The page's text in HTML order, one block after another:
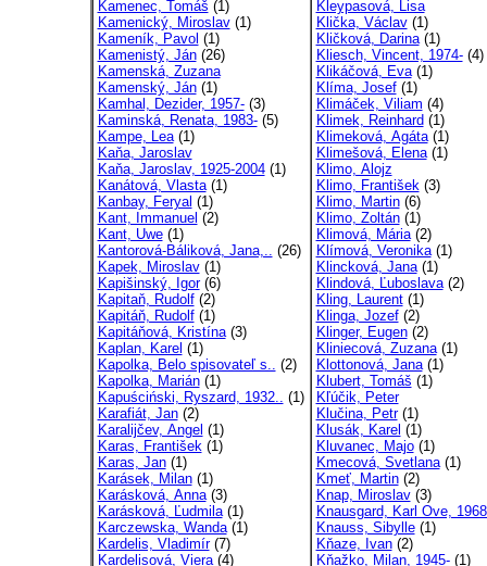
Kamenec, Tomáš (1)
Kamenický, Miroslav(1)
Kameník, Pavol (1)
Kamenistý, Ján(26)
Kamenská, Zuzana
Kamenský, Ján(1)
Kamhal, Dezider, 1957-(3)
Kaminská, Renata, 1983-(5)
Kampe, Lea(1)
Kaňa, Jaroslav
Kaňa, Jaroslav, 1925-2004(1)
Kanátová, Vlasta(1)
Kanbay, Feryal (1)
Kant, Immanuel (2)
Kant, Uwe(1)
Kantorová-Báliková, Jana,.. (26)
Kapek, Miroslav(1)
Kapišinský, Igor(6)
Kapitaň, Rudolf(2)
Kapitáň, Rudolf(1)
Kapitáňová, Kristína(3)
Kaplan, Karel (1)
Kapolka, Belo spisovateľ s.. (2)
Kapolka, Marián(1)
Kapuściński, Ryszard, 1932.. (1)
Karafiát, Jan(2)
Karalijčev, Angel (1)
Karas, František(1)
Karas, Jan(1)
Karásek, Milan(1)
Karásková, Anna(3)
Karásková, Ľudmila(1)
Karczewska, Wanda(1)
Kardelis, Vladimír(7)
Kardelisová, Viera(4)
Kleypasová, Lisa
Klička, Václav(1)
Kličková, Darina(1)
Kliesch, Vincent, 1974-(4)
Klikáčová, Eva(1)
Klíma, Josef(1)
Klimáček, Viliam (4)
Klimek, Reinhard (1)
Klimeková, Agáta(1)
Klimešová, Elena(1)
Klimo, Alojz
Klimo, František(3)
Klimo, Martin(6)
Klimo, Zoltán(1)
Klimová, Mária(2)
Klímová, Veronika(1)
Klincková, Jana(1)
Klindová, Ľuboslava(2)
Kling, Laurent(1)
Klinga, Jozef(2)
Klinger, Eugen(2)
Kliniecová, Zuzana(1)
Klottonová, Jana(1)
Klubert, Tomáš (1)
Kľúčik, Peter
Klučina, Petr(1)
Klusák, Karel (1)
Kluvanec, Majo(1)
Kmecová, Svetlana(1)
Kmeť, Martin(2)
Knap, Miroslav(3)
Knausgard, Karl Ove,
Knauss, Sibylle(1)
Kňaze, Ivan(2)
Kňažko, Milan, 1945-(1)